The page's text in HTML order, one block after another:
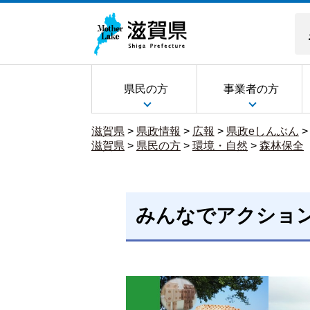
県民の方 事業者の方
滋賀県 > 県政情報 > 広報 > 県政eしんぶん >
滋賀県 > 県民の方 > 環境・自然 > 森林保全
みんなでアクショ